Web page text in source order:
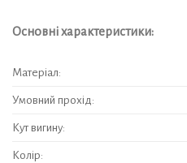
Основні характеристики:
Матеріал:
Умовний прохід:
Кут вигину:
Колір: